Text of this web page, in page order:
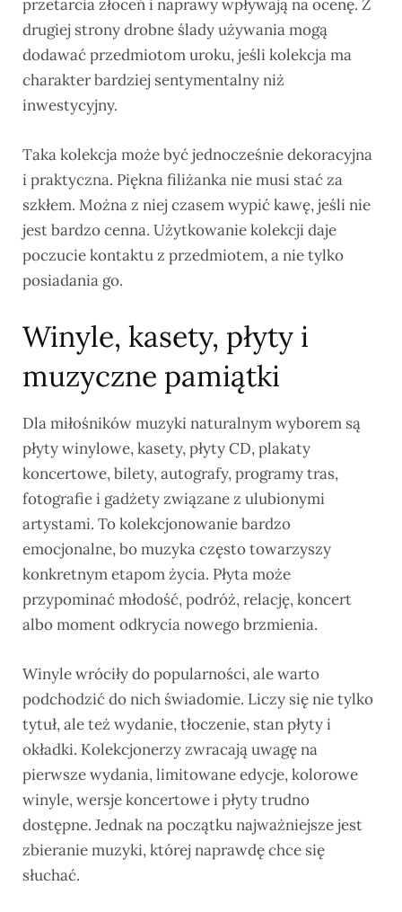
przetarcia złoceń i naprawy wpływają na ocenę. Z
drugiej strony drobne ślady używania mogą
dodawać przedmiotom uroku, jeśli kolekcja ma
charakter bardziej sentymentalny niż
inwestycyjny.
Taka kolekcja może być jednocześnie dekoracyjna
i praktyczna. Piękna filiżanka nie musi stać za
szkłem. Można z niej czasem wypić kawę, jeśli nie
jest bardzo cenna. Użytkowanie kolekcji daje
poczucie kontaktu z przedmiotem, a nie tylko
posiadania go.
Winyle, kasety, płyty i
muzyczne pamiątki
Dla miłośników muzyki naturalnym wyborem są
płyty winylowe, kasety, płyty CD, plakaty
koncertowe, bilety, autografy, programy tras,
fotografie i gadżety związane z ulubionymi
artystami. To kolekcjonowanie bardzo
emocjonalne, bo muzyka często towarzyszy
konkretnym etapom życia. Płyta może
przypominać młodość, podróż, relację, koncert
albo moment odkrycia nowego brzmienia.
Winyle wróciły do popularności, ale warto
podchodzić do nich świadomie. Liczy się nie tylko
tytuł, ale też wydanie, tłoczenie, stan płyty i
okładki. Kolekcjonerzy zwracają uwagę na
pierwsze wydania, limitowane edycje, kolorowe
winyle, wersje koncertowe i płyty trudno
dostępne. Jednak na początku najważniejsze jest
zbieranie muzyki, której naprawdę chce się
słuchać.